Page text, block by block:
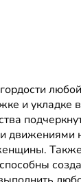
и укладке
движениями